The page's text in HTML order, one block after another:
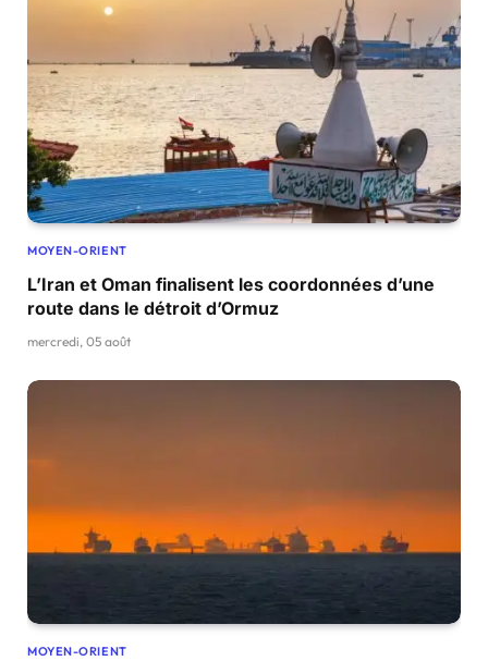
MOYEN-ORIENT
L’Iran et Oman finalisent les coordonnées d’une
route dans le détroit d’Ormuz
mercredi, 05 août
MOYEN-ORIENT